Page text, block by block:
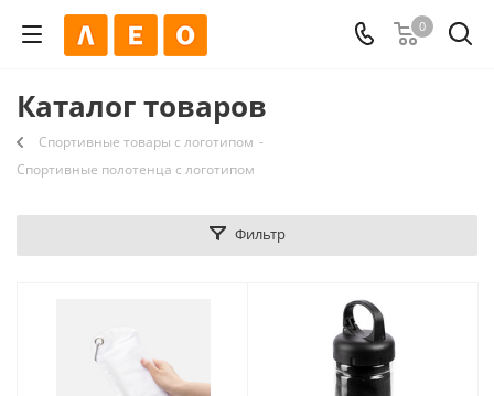
0
Каталог товаров
Спортивные товары с логотипом -
Спортивные полотенца с логотипом
Фильтр